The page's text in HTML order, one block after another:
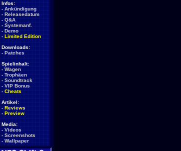
Infos:
- Ankündigung
- Releasedatum
- Q&A
- Systemanf.
- Demo
- Limited Edition
Downloads:
- Patches
Spielinhalt:
- Wagen
- Trophäen
- Soundtrack
- VIP Bonus
- Cheats
Artikel:
- Reviews
- Preview
Media:
- Videos
- Screenshots
- Wallpaper